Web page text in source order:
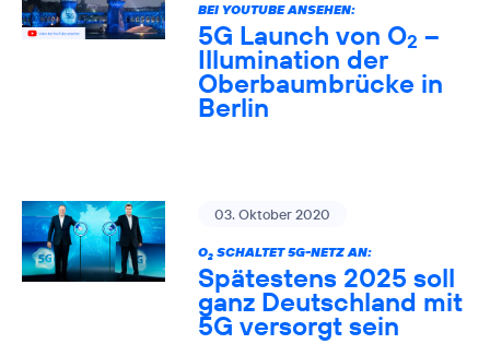
BEI YOUTUBE ANSEHEN:
5G Launch von O2 –
Illumination der
Oberbaumbrücke in
Berlin
03. Oktober 2020
O2SCHALTET 5G-NETZ AN:
Spätestens 2025 soll
ganz Deutschland mit
5G versorgt sein